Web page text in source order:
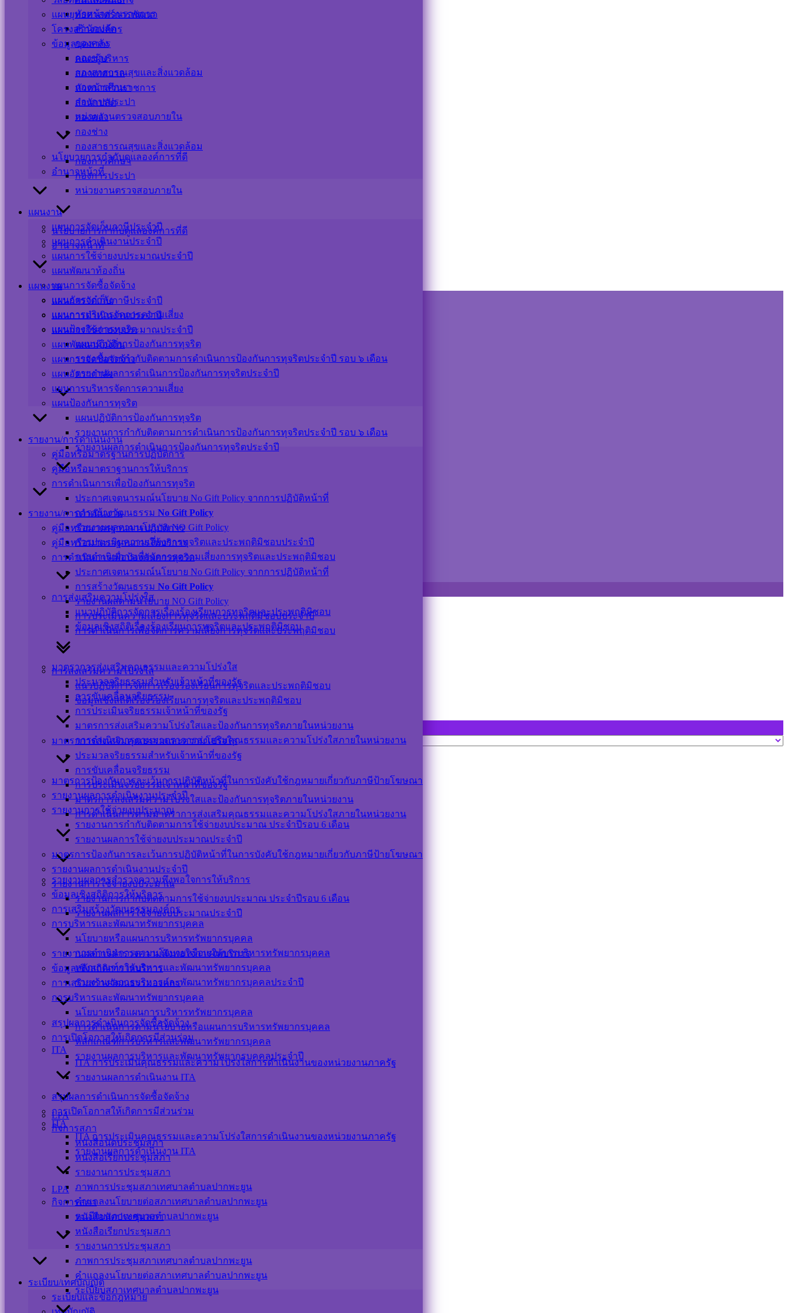
หัวหน้าส่วนราชการ
สำนักปลัด
กองคลัง
กองช่าง
กองสาธารณสุขและสิ่งแวดล้อม
กองการศึกษา
กองการประปา
หน่วยงานตรวจสอบภายใน
นโยบายการกำกับดูแลองค์การที่ดี
อำนาจหน้าที่
แผนงาน
แผนการจัดเก็บภาษีประจำปี
แผนการดำเนินงานประจำปี
แผนการใช้จ่ายงบประมาณประจำปี
แผนพัฒนาท้องถิ่น
แผนการจัดซื้อจัดจ้าง
แผนอัตรากำลัง
แผนการบริหารจัดการความเสี่ยง
แผนป้องกันการทุจริต
แผนปฏิบัติการป้องกันการทุจริต
รายงานการกำกับติดตามการดำเนินการป้องกันการทุจริตประจำปี รอบ ๖ เดือน
รายงานผลการดำเนินการป้องกันการทุจริตประจำปี
รายงาน/การดำเนินงาน
คู่มือหรือมาตรฐานการปฏิบัติการ
คู่มือหรือมาตราฐานการให้บริการ
การดำเนินการเพื่อป้องกันการทุจริต
ประกาศเจตนารมณ์นโยบาย No Gift Policy จากการปฏิบัติหน้าที่
การสร้างวัฒนธรรม No Gift Policy
รายงานผลตามนโยบาย NO Gift Policy
การประเมินความเสี่ยงการทุจริตและประพฤติมิชอบประจำปี
การดำเนินการเพื่อจัดการความเสี่ยงการทุจริตและประพฤติมิชอบ
การส่งเสริมความโปร่งใส
แนวปฏิบัติการจัดการเรื่องร้องเรียนการทุจริตและประพฤติมิชอบ
ข้อมูลเชิงสถิติเรื่องร้องเรียนการทุจริตและประพฤติมิชอบ
มาตราการส่งเสริมคุณธรรมและความโปร่งใส
ประมวลจริยธรรมสำหรับเจ้าหน้าที่ของรัฐ
การขับเคลื่อนจริยธรรม
การประเมินจริยธรรมเจ้าหน้าที่ของรัฐ
มาตรการส่งเสริมความโปร่งใสและป้องกันการทุจริตภายในหน่วยงาน
การดำเนินการตามมาตราการส่งเสริมคุณธรรมและความโปร่งใสภายในหน่วยงาน
มาตรการป้องกันการละเว้นการปฏิบัติหน้าที่ในการบังคับใช้กฎหมายเกี่ยวกับภาษีป้ายโฆษณา
รายงานผลการดำเนินงานประจำปี
รายงานการใช้จ่ายงบประมาณ
รายงานการกำกับติดตามการใช้จ่ายงบประมาณ ประจำปีรอบ 6 เดือน
รายงานผลการใช้จ่ายงบประมาณประจำปี
รายงานผลการสำรวจความพึงพอใจการให้บริการ
ข้อมูลเชิงสถิติการให้บริการ
การเสริมสร้างวัฒนธรรมองค์กร
การบริหารและพัฒนาทรัพยากรบุคคล
นโยบายหรือแผนการบริหารทรัพยากรบุคคล
การดำเนินการตามนโยบายหรือแผนการบริหารทรัพยากรบุคคล
หลักเกณฑ์การบริหารและพัฒนาทรัพยากรบุคคล
รายงานผลการบริหารและพัฒนาทรัพยากรบุคคลประจำปี
สรุปผลการดำเนินการจัดซื้อจัดจ้าง
การเปิดโอกาสให้เกิดการมีส่วนร่วม
ITA
ITA การประเมินคุณธรรมและความโปร่งใสการดำเนินงานของหน่วยงานภาครัฐ
รายงานผลการดำเนินงาน ITA
LPA
กิจการสภา
หนังสือนัดประชุมสภา
หนังสือเรียกประชุมสภา
รายงานการประชุมสภา
ภาพการประชุมสภาเทศบาลตำบลปากพะยูน
คำแถลงนโยบายต่อสภาเทศบาลตำบลปากพะยูน
ระเบียบสภาเทศบาลตำบลปากพะยูน
ระเบียบ/เทศบัญญัติ
ระเบียบและข้อกฎหมาย
แผนยุทธศาสตร์การพัฒนา
โครงสร้างองค์กร
ข้อมูลบุคลากร
คณะผู้บริหาร
สภาเทศบาล
หัวหน้าส่วนราชการ
สำนักปลัด
กองคลัง
กองช่าง
กองสาธารณสุขและสิ่งแวดล้อม
กองการศึกษา
กองการประปา
หน่วยงานตรวจสอบภายใน
นโยบายการกำกับดูแลองค์การที่ดี
อำนาจหน้าที่
แผนงาน
แผนการจัดเก็บภาษีประจำปี
แผนการดำเนินงานประจำปี
แผนการใช้จ่ายงบประมาณประจำปี
แผนพัฒนาท้องถิ่น
แผนการจัดซื้อจัดจ้าง
แผนอัตรากำลัง
แผนการบริหารจัดการความเสี่ยง
แผนป้องกันการทุจริต
แผนปฏิบัติการป้องกันการทุจริต
รายงานการกำกับติดตามการดำเนินการป้องกันการทุจริตประจำปี รอบ ๖ เดือน
รายงานผลการดำเนินการป้องกันการทุจริตประจำปี
รายงาน/การดำเนินงาน
คู่มือหรือมาตรฐานการปฏิบัติการ
คู่มือหรือมาตราฐานการให้บริการ
การดำเนินการเพื่อป้องกันการทุจริต
ประกาศเจตนารมณ์นโยบาย No Gift Policy จากการปฏิบัติหน้าที่
การสร้างวัฒนธรรม No Gift Policy
รายงานผลตามนโยบาย NO Gift Policy
การประเมินความเสี่ยงการทุจริตและประพฤติมิชอบประจำปี
การดำเนินการเพื่อจัดการความเสี่ยงการทุจริตและประพฤติมิชอบ
การส่งเสริมความโปร่งใส
แนวปฏิบัติการจัดการเรื่องร้องเรียนการทุจริตและประพฤติมิชอบ
ข้อมูลเชิงสถิติเรื่องร้องเรียนการทุจริตและประพฤติมิชอบ
มาตราการส่งเสริมคุณธรรมและความโปร่งใส
ประมวลจริยธรรมสำหรับเจ้าหน้าที่ของรัฐ
การขับเคลื่อนจริยธรรม
การประเมินจริยธรรมเจ้าหน้าที่ของรัฐ
มาตรการส่งเสริมความโปร่งใสและป้องกันการทุจริตภายในหน่วยงาน
การดำเนินการตามมาตราการส่งเสริมคุณธรรมและความโปร่งใสภายในหน่วยงาน
มาตรการป้องกันการละเว้นการปฏิบัติหน้าที่ในการบังคับใช้กฎหมายเกี่ยวกับภาษีป้ายโฆษณา
รายงานผลการดำเนินงานประจำปี
รายงานการใช้จ่ายงบประมาณ
รายงานการกำกับติดตามการใช้จ่ายงบประมาณ ประจำปีรอบ 6 เดือน
รายงานผลการใช้จ่ายงบประมาณประจำปี
รายงานผลการสำรวจความพึงพอใจการให้บริการ
ข้อมูลเชิงสถิติการให้บริการ
การเสริมสร้างวัฒนธรรมองค์กร
การบริหารและพัฒนาทรัพยากรบุคคล
นโยบายหรือแผนการบริหารทรัพยากรบุคคล
การดำเนินการตามนโยบายหรือแผนการบริหารทรัพยากรบุคคล
หลักเกณฑ์การบริหารและพัฒนาทรัพยากรบุคคล
รายงานผลการบริหารและพัฒนาทรัพยากรบุคคลประจำปี
สรุปผลการดำเนินการจัดซื้อจัดจ้าง
การเปิดโอกาสให้เกิดการมีส่วนร่วม
ITA
ITA การประเมินคุณธรรมและความโปร่งใสการดำเนินงานของหน่วยงานภาครัฐ
รายงานผลการดำเนินงาน ITA
LPA
กิจการสภา
หนังสือนัดประชุมสภา
หนังสือเรียกประชุมสภา
รายงานการประชุมสภา
ภาพการประชุมสภาเทศบาลตำบลปากพะยูน
คำแถลงนโยบายต่อสภาเทศบาลตำบลปากพะยูน
ระเบียบสภาเทศบาลตำบลปากพะยูน
ประกาศผู้อำนวยการการเลือกตั้งประจำเทศบา-1 ดาวน์โหลด
Visitor Counter
Users This Month : 265
Users This Year : 12034
Total Users : 39364
Who's Online : 1
Your IP Address : 216.73.216.231
Powered By WPS Visitor Counter
เครือข่ายสังคมออนไลน์
นโยบายเว็บไซต์
นโยบายการคุ้มครองข้อมูลส่วนบุคคล และการ
นโยบายการรักษาความมั่นคงปลอดภัยเว็บไซต์
©สงวนลิขสิทธิ์ เทศบาลตำบลปากพะยูน.
ติดต่อ-สอบถาม
Messenger
Translate